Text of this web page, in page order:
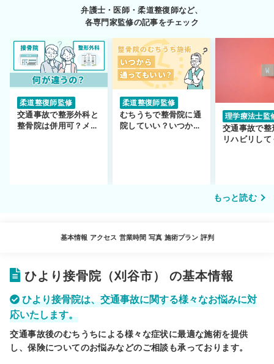
弁護士・医師・柔道整復師など、
各専門家監修の記事をチェック
柔道整復師監修
交通事故で整形外科と
整骨院は併用可？メリ
柔道整復師監修
むちうちで整骨院に通
院していい？いつから
理学療法士監
交通事故で整
リハビリして
もっと読む
基本情報 アクセス 営業時間 写真 施術プラン 評判
ひより接骨院（刈谷市） の基本情報
ひより接骨院は、交通事故に関する様々なお悩みに対
応いたします。
交通事故後のむちうちによる様々な症状に最適な施術を提供
し、保険についてのお悩みなどのご相談も承っております。